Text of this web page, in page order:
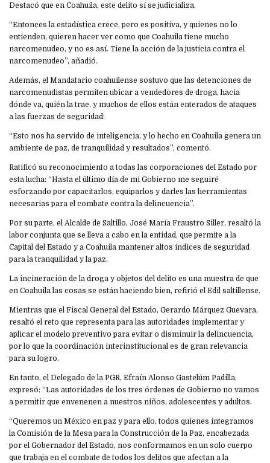
Destacó que en Coahuila, este delito sí se judicializa.
“Entonces la estadística crece, pero es positiva, y quienes no lo
entienden, quieren hacer ver como que Coahuila tiene mucho
narcomenudeo, y no es así. Tiene la acción de la justicia contra el
narcomenudeo”, añadió.
Además, el Mandatario coahuilense sostuvo que las detenciones de
narcomenudistas permiten ubicar a vendedores de droga, hacia
dónde va, quién la trae, y muchos de ellos están enterados de ataques
a las fuerzas de seguridad:
“Esto nos ha servido de inteligencia, y lo hecho en Coahuila genera un
ambiente de paz, de tranquilidad y resultados”, comentó.
Ratificó su reconocimiento a todas las corporaciones del Estado por
esta lucha: “Hasta el último día de mi Gobierno me seguiré
esforzando por capacitarlos, equiparlos y darles las herramientas
necesarias para el combate contra la delincuencia”.
Por su parte, el Alcalde de Saltillo, José María Fraustro Siller, resaltó la
labor conjunta que se lleva a cabo en la entidad, que permite a la
Capital del Estado y a Coahuila mantener altos índices de seguridad
para la tranquilidad y la paz.
La incineración de la droga y objetos del delito es una muestra de que
en Coahuila las cosas se están haciendo bien, refirió el Edil saltillense.
Mientras que el Fiscal General del Estado, Gerardo Márquez Guevara,
resaltó el reto que representa para las autoridades implementar y
aplicar el modelo preventivo para evitar o disminuir la delincuencia,
por lo que la coordinación interinstitucional es de gran relevancia
para su logro.
En tanto, el Delegado de la PGR, Efraín Alonso Gastelúm Padilla,
expresó: “Las autoridades de los tres órdenes de Gobierno no vamos
a permitir que envenenen a nuestros niños, adolescentes y adultos.
“Queremos un México en paz y para ello, todos quienes integramos
la Comisión de la Mesa para la Construcción de la Paz, encabezada
por el Gobernador del Estado, nos conformamos en un solo cuerpo
que trabaja en el combate de todos los delitos que afectan a la